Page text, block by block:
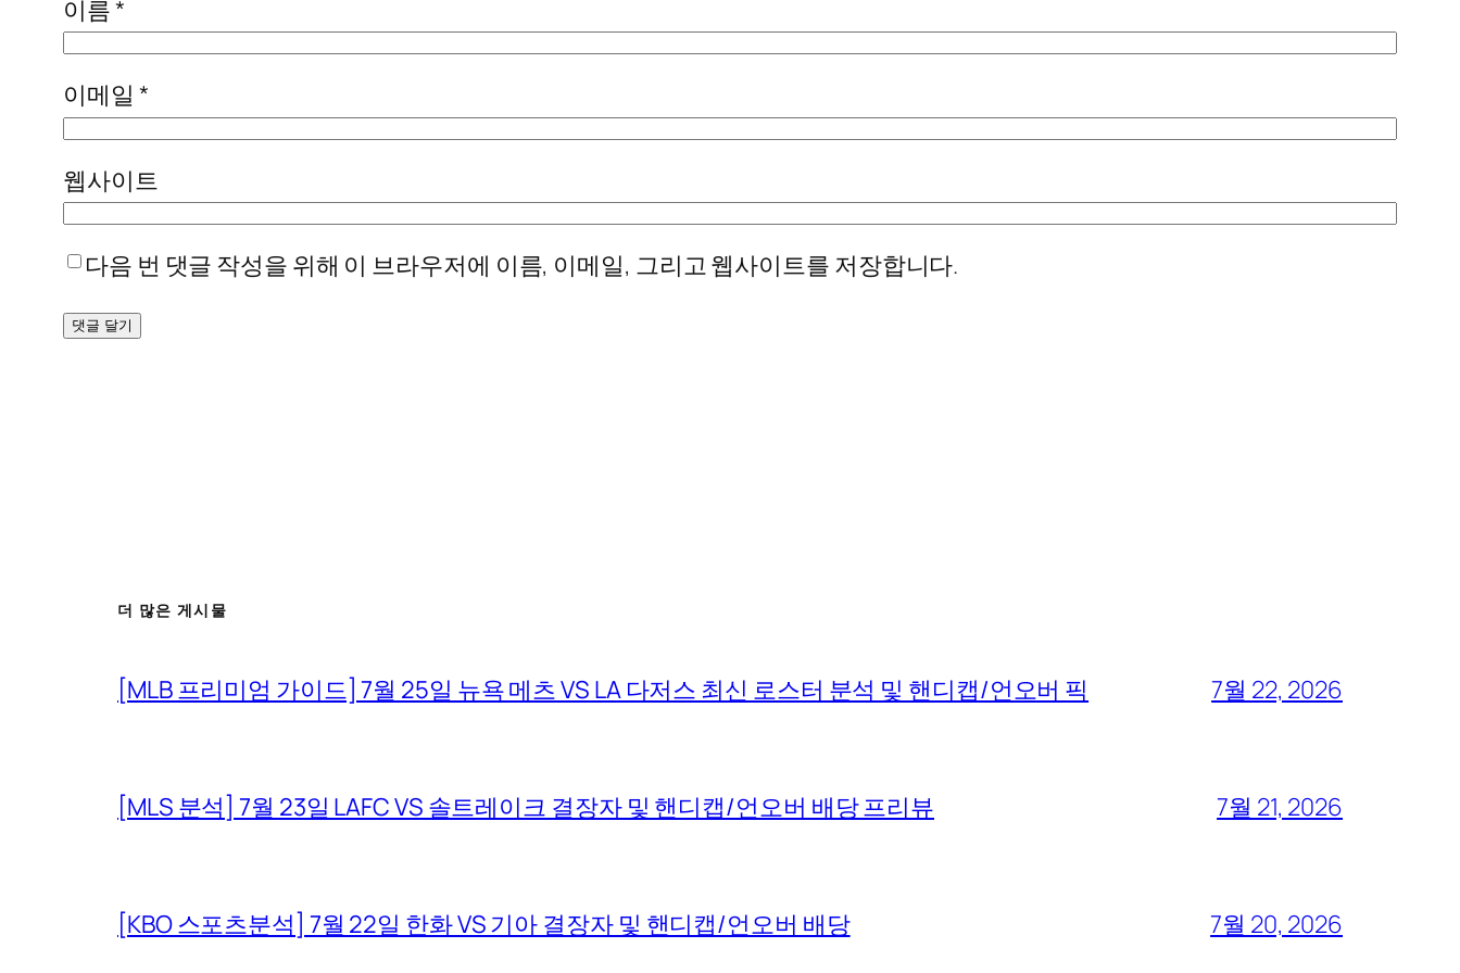
이름*
이메일 *
웹사이트
다음 번 댓글 작성을 위해 이 브라우저에 이름, 이메일, 그리고 웹사이트를 저장합니다.
더 많은 게시물
[MLB 프리미엄 가이드] 7월 25일 뉴욕 메츠 VS LA 다저스 최신 로스터 분석 및 핸디캡/언오버 픽 7월 22, 2026
[MLS 분석] 7월 23일 LAFC VS 솔트레이크 결장자 및 핸디캡/언오버 배당 프리뷰 7월 21, 2026
[KBO 스포츠분석] 7월 22일 한화 VS 기아 결장자 및 핸디캡/언오버 배당 7월 20, 2026